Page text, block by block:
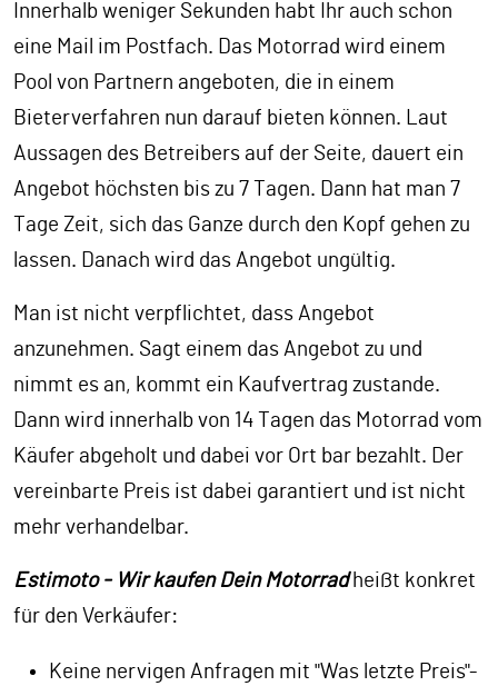
Innerhalb weniger Sekunden habt Ihr auch schon
eine Mail im Postfach. Das Motorrad wird einem
Pool von Partnern angeboten, die in einem
Bieterverfahren nun darauf bieten können. Laut
Aussagen des Betreibers auf der Seite, dauert ein
Angebot höchsten bis zu 7 Tagen. Dann hat man 7
Tage Zeit, sich das Ganze durch den Kopf gehen zu
lassen. Danach wird das Angebot ungültig.
Man ist nicht verpflichtet, dass Angebot
anzunehmen. Sagt einem das Angebot zu und
nimmt es an, kommt ein Kaufvertrag zustande.
Dann wird innerhalb von 14 Tagen das Motorrad vom
Käufer abgeholt und dabei vor Ort bar bezahlt. Der
vereinbarte Preis ist dabei garantiert und ist nicht
mehr verhandelbar.
Estimoto - Wir kaufen Dein Motorradheißt konkret
für den Verkäufer:
Keine nervigen Anfragen mit "Was letzte Preis"-